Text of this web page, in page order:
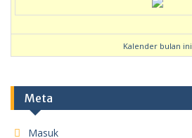
Kalender bulan ini
Meta
Masuk